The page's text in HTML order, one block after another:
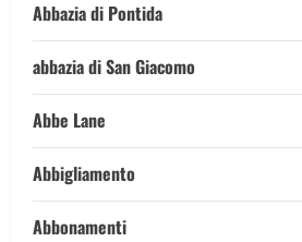
Abbazia di Pontida
abbazia di San Giacomo
Abbe Lane
Abbigliamento
Abbonamenti